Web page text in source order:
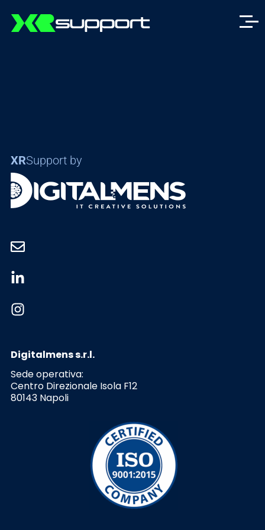
XRSupport by
Digitalmens s.r.l.
Sede operativa:
Centro Direzionale Isola F12
80143 Napoli